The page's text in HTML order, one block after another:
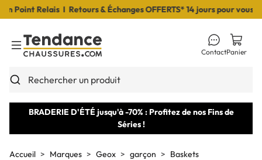
Point Relais I Retours & Échanges OFFERTS* 14 jours pour vous
Toggle Menu
Rechercher un produit
ContactPanier
BRADERIE D'ÉTÉ jusqu'à -70% : Profitez de nos Fins de
Séries !
Accueil Marques Geox garçon
Baskets